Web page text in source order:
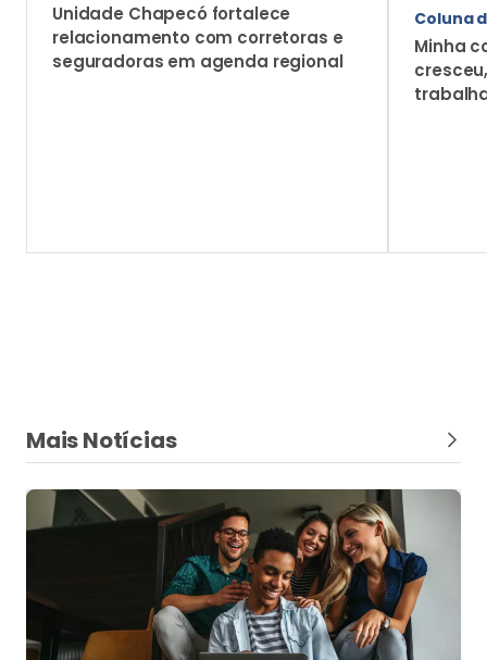
Unidade Chapecó fortalece
relacionamento com corretoras e
seguradoras em agenda regional
Coluna
Minha
Mais Notícias